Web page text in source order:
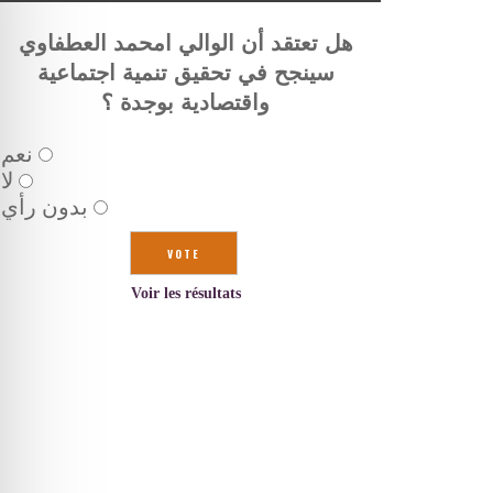
هل تعتقد أن الوالي امحمد العطفاوي
سينجح في تحقيق تنمية اجتماعية
واقتصادية بوجدة ؟
نعم
لا
بدون رأي
Voir les résultats